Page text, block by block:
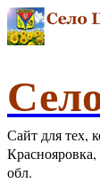
Сайт для тех,
обл.